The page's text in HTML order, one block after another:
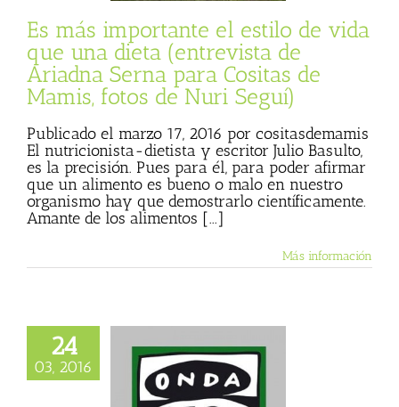
Es más importante el estilo de vida
que una dieta (entrevista de
Ariadna Serna para Cositas de
Mamis, fotos de Nuri Seguí)
Publicado el marzo 17, 2016 por cositasdemamis
El nutricionista-dietista y escritor Julio Basulto,
es la precisión. Pues para él, para poder afirmar
que un alimento es bueno o malo en nuestro
organismo hay que demostrarlo científicamente.
Amante de los alimentos [...]
Más información
24
03, 2016